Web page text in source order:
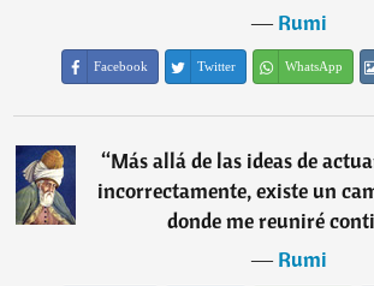
―Rumi
Facebook Twitter WhatsApp
“Más allá de las ideas de
incorrectamente, existe un
donde me reuniré
―Rumi